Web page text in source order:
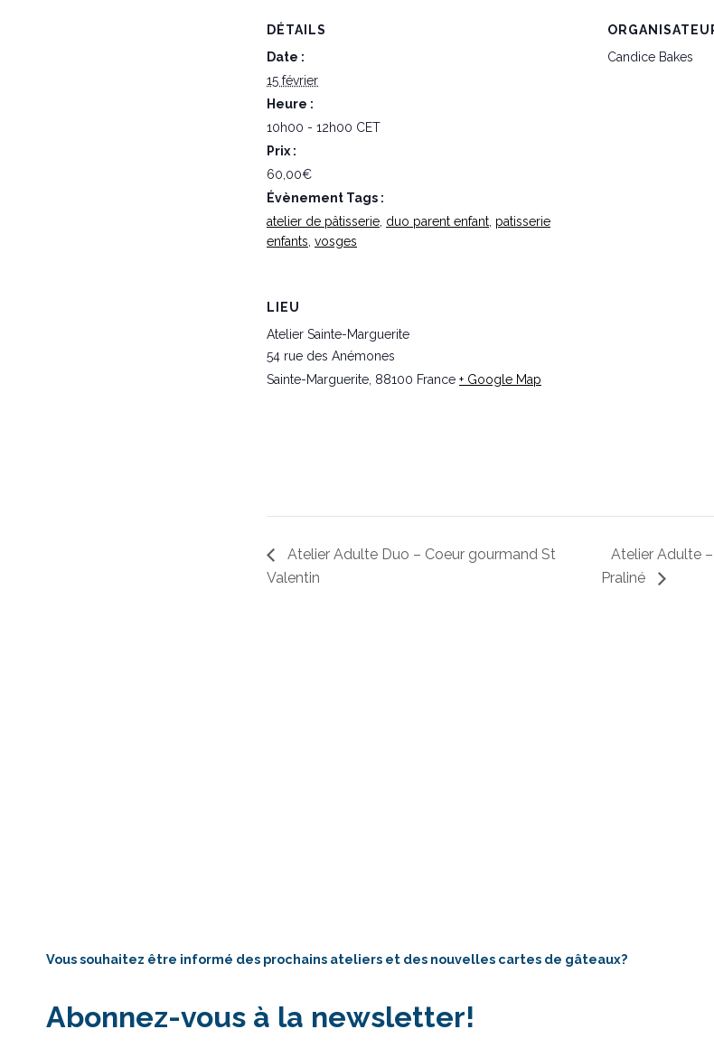
DÉTAILS
Date :
15 février
Heure :
10h00 - 12h00 CET
Prix :
60,00€
Évènement Tags :
atelier de pâtisserie duo parent enfant patisserie
enfants vosges
Candice Bakes
LIEU
Atelier Sainte-Marguerite
54 rue des Anémones
Sainte-Marguerite 88100 France + Google Map
Atelier Adulte Duo – Coeur gourmand St
Valentin
Atelier Adulte
Praliné
Vous souhaitez être informé des prochains ateliers et des nouvelles cartes de gâteaux?
Abonnez-vous à la newsletter!